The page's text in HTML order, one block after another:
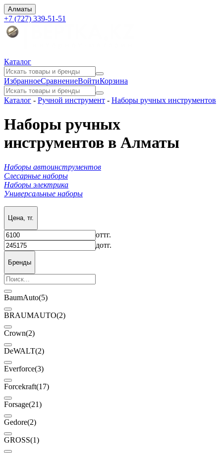
Алматы
+7 (727) 339-51-51
Каталог
ИзбранноеСравнениеВойтиКорзина
Каталог - Ручной инструмент - Наборы ручных инструментов
Наборы ручных
инструментов в Алматы
Наборы автоинструментов
Слесарные наборы
Наборы электрика
Универсальные наборы
Цена, тг.
оттг.
дотг.
Бренды
BaumAuto(5)
BRAUMAUTO(2)
Crown(2)
DeWALT(2)
Everforce(3)
Forcekraft(17)
Forsage(21)
Gedore(2)
GROSS(1)